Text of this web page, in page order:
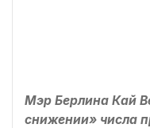
Мэр Берлина Кай
снижении» числа